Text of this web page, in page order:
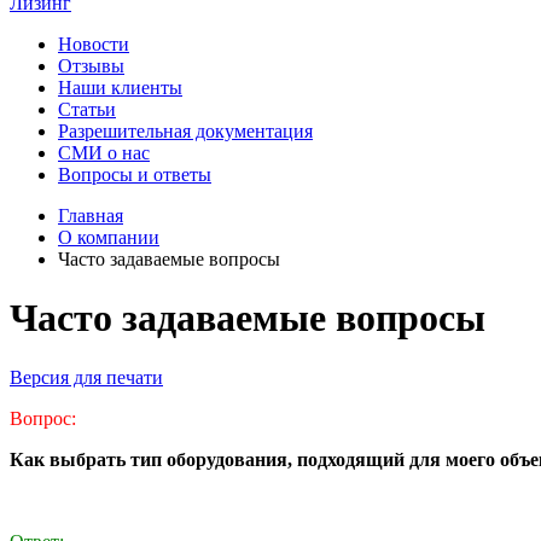
Новости
Отзывы
Наши клиенты
Статьи
Разрешительная документация
СМИ о нас
Вопросы и ответы
Главная
О компании
Часто задаваемые вопросы
Часто задаваемые вопросы
Версия для печати
Вопрос:
Как выбрать тип оборудования, подходящий для моего